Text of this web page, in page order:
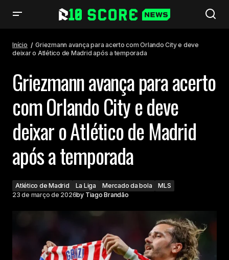
de Madrid após a temporada
Início
Griezmann avança para acerto com Orlando City e deve
deixar o Atlético de Madrid após a temporada
Griezmann avança para acerto
com Orlando City e deve
deixar o Atlético de Madrid
após a temporada
Atlético de Madrid La Liga Mercado da bola
MLS
23 de março de 2026by Tiago Brandão